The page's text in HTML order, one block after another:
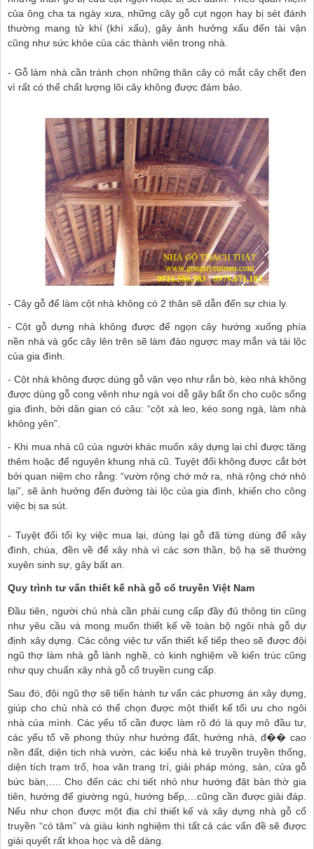
của ông cha ta ngày xưa, những cây gỗ cụt ngọn hay bị sét đánh
thường mang tử khí (khí xấu), gây ảnh hưởng xấu đến tài vận
cũng như sức khỏe của các thành viên trong nhà.
- Gỗ làm nhà cần tránh chọn những thân cây có mắt cây chết đen
vì rất có thể chất lượng lõi cây không được đảm bảo.
- Cây gỗ để làm cột nhà không có 2 thân sẽ dẫn đến sự chia ly.
- Cột gỗ dựng nhà không được để ngọn cây hướng xuống phía
nền nhà và gốc cây lên trên sẽ làm đảo ngược may mắn và tài lộc
của gia đình.
- Cột nhà không được dùng gỗ vặn vẹo như rắn bò, kèo nhà không
được dùng gỗ cong vênh như ngà voi dễ gây bất ổn cho cuộc sống
gia đình, bởi dân gian có câu: “cột xà leo, kéo song ngà, làm nhà
không yên”.
- Khi mua nhà cũ của người khác muốn xây dựng lại chỉ được tăng
thêm hoặc để nguyên khung nhà cũ. Tuyệt đối không được cắt bớt
bởi quan niệm cho rằng: “vườn rộng chớ mở ra, nhà rộng chớ nhỏ
lại”, sẽ ảnh hưởng đến đường tài lộc của gia đình, khiến cho công
việc bị sa sút.
- Tuyệt đối tối kỵ việc mua lại, dùng lại gỗ đã từng dùng để xây
đình, chùa, đền về để xây nhà vì các sơn thần, bộ hạ sẽ thường
xuyên sinh sự, gây bất an.
Quy trình tư vấn thiết kế nhà gỗ cổ truyền Việt Nam
Đầu tiên, người chủ nhà cần phải cung cấp đầy đủ thông tin cũng
như yêu cầu và mong muốn thiết kế về toàn bộ ngôi nhà gỗ dự
định xây dựng. Các công việc tư vấn thiết kế tiếp theo sẽ được đội
ngũ thợ làm nhà gỗ lành nghề, có kinh nghiệm về kiến trúc cũng
như quy chuẩn xây nhà gỗ cổ truyền cung cấp.
Sau đó, đội ngũ thợ sẽ tiến hành tư vấn các phương án xây dựng,
giúp cho chủ nhà có thể chọn được một thiết kế tối ưu cho ngôi
nhà của mình. Các yếu tố cần được làm rõ đó là quy mô đầu tư,
các yếu tố về phong thủy như hướng đất, hướng nhà, đ�� cao
nền đất, diện tịch nhà vườn, các kiểu nhà kẻ truyền truyền thống,
diện tích trạm trổ, hoa văn trang trí, giải pháp móng, sàn, cửa gỗ
bức bàn,…. Cho đến các chi tiết nhỏ như hướng đặt bàn thờ gia
tiên, hướng để giường ngủ, hướng bếp,…cũng cần được giải đáp.
Nếu như chọn được một địa chỉ thiết kế và xây dựng nhà gỗ cổ
truyền “có tâm” và giàu kinh nghiệm thì tất cả các vấn đề sẽ được
giải quyết rất khoa học và dễ dàng.